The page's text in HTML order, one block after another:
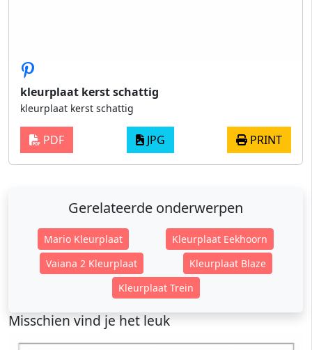
kleurplaat kerst schattig
kleurplaat kerst schattig
PDF JPG PRINT
Gerelateerde onderwerpen
Mario Kleurplaat
Kleurplaat Eekhoorn
Vaiana 2 Kleurplaat
Kleurplaat Blaze
Kleurplaat Trein
Misschien vind je het leuk